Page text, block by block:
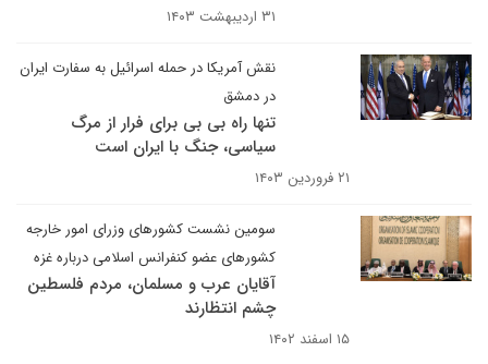
۳۱ اردیبهشت ۱۴۰۳
نقش آمریکا در حمله اسرائیل به سفارت ایران
در دمشق
تنها راه بی بی برای فرار از مرگ
سیاسی، جنگ با ایران است
۲۱ فروردین ۱۴۰۳
سومین نشست کشورهای وزرای امور خارجه
کشورهای عضو کنفرانس اسلامی درباره غزه
آقایان عرب و مسلمان، مردم فلسطین
چشم انتظارند
۱۵ اسفند ۱۴۰۲